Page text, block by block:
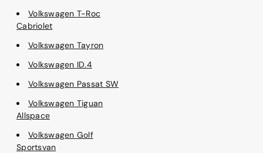
Volkswagen T-Roc
Cabriolet
Volkswagen Tayron
Volkswagen ID.4
Volkswagen Passat SW
Volkswagen Tiguan
Allspace
Volkswagen Golf
Sportsvan